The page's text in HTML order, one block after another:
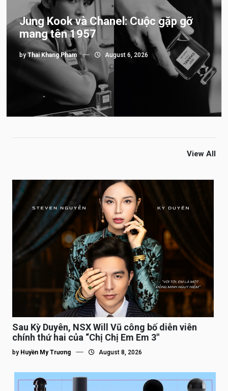
Jung Kook và Chanel: Cuộc gặp gỡ
mang tên 1957
byThai Khang Pham August 6, 2026
View All
Sau Kỳ Duyên, NSX Will Vũ công bố diễn viên
chính thứ hai của “Chị Chị Em Em 3″
by Huyền My Trương August 8, 2026